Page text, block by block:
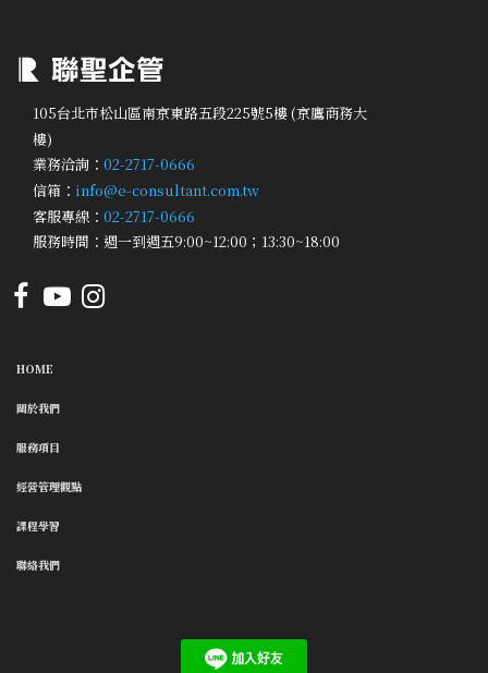
105台北市松山區南京東路五段225號5樓 (京鷹商務大
樓)
業務洽詢： 02-2717-0666
信箱： info@e-consultant.com.tw
客服專線： 02-2717-0666
服務時間：週一到週五9:00~12:00；13:30~18:00
HOME
關於我們
服務項目
經營管理觀點
課程學習
聯絡我們